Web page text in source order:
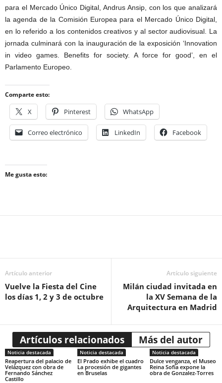
para el Mercado Único Digital, Andrus Ansip, con los que analizará
la agenda de la Comisión Europea para el Mercado Único Digital,
en lo referido a los contenidos creativos y al sector audiovisual. La
jornada culminará con la inauguración de la exposición ‘Innovation
in video games. Benefits for society. A force for good’, en el
Parlamento Europeo.
Comparte esto:
X Pinterest WhatsApp
Correo electrónico LinkedIn Facebook
Me gusta esto:
Artículo anterior
Vuelve la Fiesta del Cine
los días 1, 2 y 3 de octubre
Artículo siguiente
Milán ciudad invitada en
la XV Semana de la
Arquitectura en Madrid
Artículos relacionados Más del autor
Noticia destacada
Reapertura del palacio de
Velázquez con obra de
Fernando Sánchez
Castillo
Noticia destacada
El Prado exhibe el cuadro
La procesión de gigantes
en Bruselas
Noticia destacada
Dulce venganza, el Museo
Reina Sofía expone la
obra de Gonzalez-Torres